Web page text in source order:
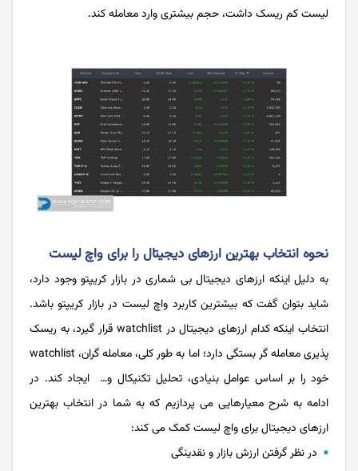
لیست کم ریسک داشت، حجم بیشتری وارد معامله کند.
نحوه انتخاب بهترین ارزهای دیجیتال را برای واچ لیست
به دلیل اینکه ارزهای دیجیتال بی شماری در بازار کریپتو وجود دارد،
شاید بتوان گفت که بیشترین کاربرد واچ لیست در بازار کریپتو باشد.
انتخاب اینکه کدام ارزهای دیجیتال در watchlist قرار گیرد، به ریسک
‌پذیری معامله گر بستگی دارد؛ اما به طور کلی، معامله گران، watchlist
خود را بر اساس عوامل بنیادی، تحلیل تکنیکال و… ایجاد کند. در
ادامه به شرح معیارهایی می پردازیم که به شما در انتخاب بهترین
ارزهای دیجیتال برای واچ لیست کمک می کند:
در نظر گرفتن ارزش بازار و نقدینگی